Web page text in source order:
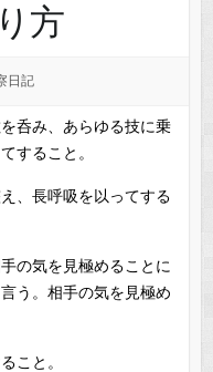
方
日記
呑み、あらゆる技に乗
すること。
、長呼吸を以ってする
の気を見極めることに
う。相手の気を見極め
こと。